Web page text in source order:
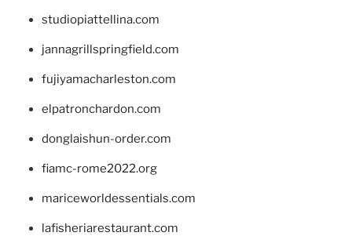
studiopiattellina.com
jannagrillspringfield.com
fujiyamacharleston.com
elpatronchardon.com
donglaishun-order.com
fiamc-rome2022.org
mariceworldessentials.com
lafisheriarestaurant.com